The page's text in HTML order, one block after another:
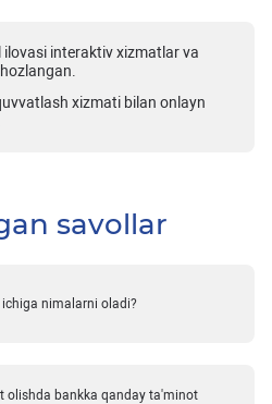
ilovasi interaktiv xizmatlar va
xizmati bilan onlayn
savollar
ichiga nimalarni oladi?
olishda bankka qanday ta'minot